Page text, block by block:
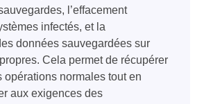
l’effacement
infectés, et la
données sauvegardées sur
Cela permet de récupérer
opérations normales tout en
aux exigences des